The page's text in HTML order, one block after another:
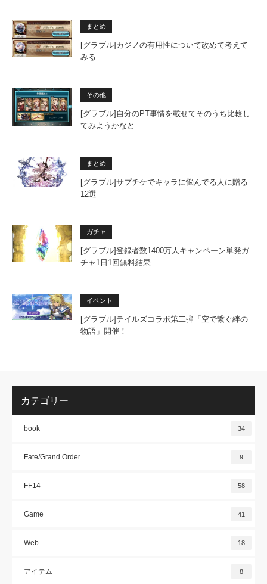
まとめ
[グラブル]カジノの有用性について改めて考えて
みる
その他
[グラブル]自分のPT事情を載せてそのうち比較し
てみようかなと
まとめ
[グラブル]サプチケでキャラに悩んでる人に贈る
12選
ガチャ
[グラブル]登録者数1400万人キャンペーン単発ガ
チャ1日1回無料結果
イベント
[グラブル]テイルズコラボ第二弾「空で繋ぐ絆の
物語」開催！
カテゴリー
book 34
Fate/Grand Order 9
FF14 58
Game 41
Web 18
アイテム 8